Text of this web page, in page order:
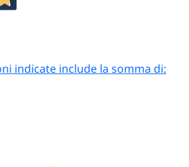
indicate include la somma di: